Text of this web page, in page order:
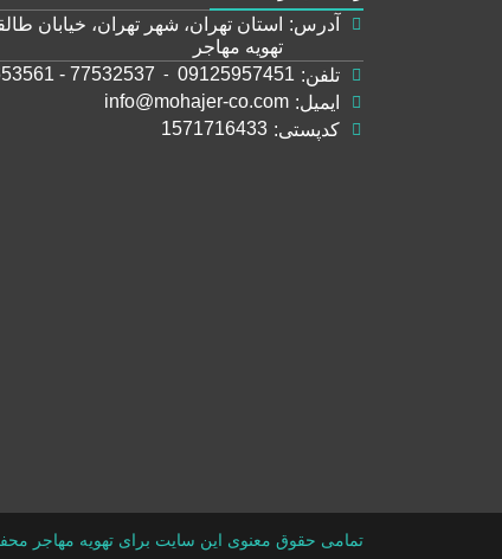
آدرس:
تهویه مهاجر
تلفن: 09125957451
-
77532537 - 77653561
ایمیل: info@mohajer-co.com
کدپستی: 1571716433
تمامی حقوق معنوی این سایت برای تهویه مهاجر